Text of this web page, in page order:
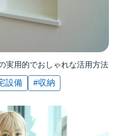
実用的でおしゃれな活用方法
設備 #収納